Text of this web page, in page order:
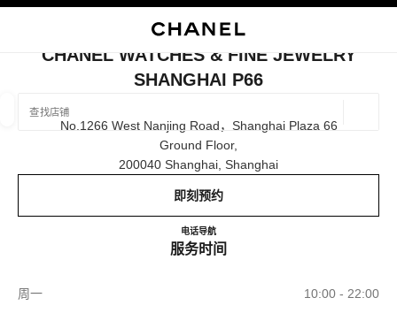
查找销售店铺
相关建议会显示在此搜索栏下方
关闭精品店卡片 CHANEL WATCHES & FINE JEWELRY SHANGHAI
CHANEL WATCHES & FINE JEWELRY
SHANGHAI P66
No.1266 West Nanjing Road，shanghai Plaza 66
Ground Floor,
200040 Shanghai, Shanghai
即刻预约
电话4009555888
导航CHANEL WATCHES & FINE
服务时间
周一
10:00 - 22:00
腕表与高级珠宝